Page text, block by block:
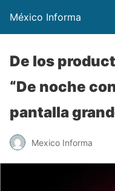
México Informa
De los
“De noche
pantalla
Mexico Informa